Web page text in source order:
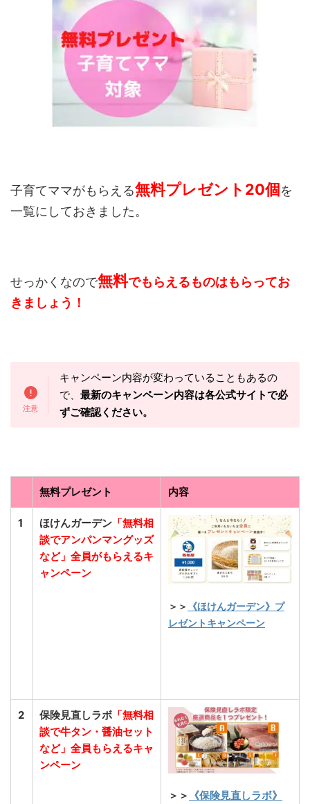
子育てママがもらえる無料プレゼント20個を
一覧にしておきました。
せっかくなので無料でもらえるものはもらってお
きましょう！
キャンペーン内容が変わっていることもあるの
で、 最新のキャンペーン内容は各公式サイトで必
ずご確認ください。
無料プレゼント 内容
1 ほけんガーデン 「無料相
談でアンパンマングッズ
など」全員がもらえるキ
ャンペーン
＞＞
《ほけんガーデン》プ
レゼントキャンペーン
2 保険見直しラボ 「無料相
談で牛タン・醤油セット
など」全員もらえるキャ
ンペーン
＞＞ 《保険見直しラボ》